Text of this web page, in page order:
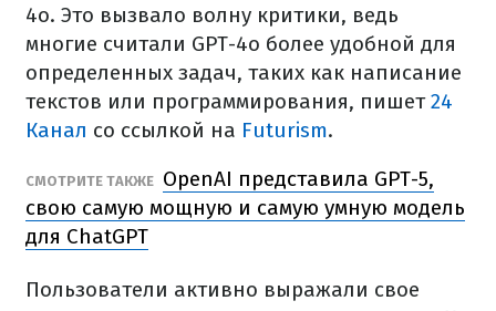
4o. Это вызвало волну критики, ведь
многие считали GPT-4o более удобной для
определенных задач, таких как написание
текстов или программирования, пишет24
Канал со ссылкой на Futurism.
СМОТРИТЕ ТАКЖЕ OpenAI представила GPT-5,
свою самую мощную и самую умную модель
для ChatGPT
Пользователи активно выражали свое